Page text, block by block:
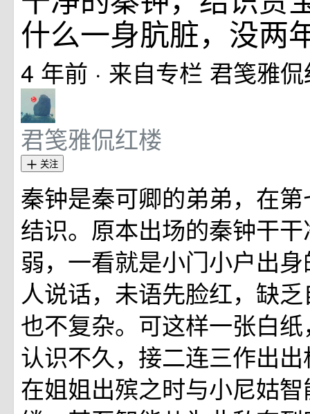
什么一身肮脏，没两
4 年前 · 来自专栏 君笺雅
君笺雅侃红楼
关注
秦钟是秦可卿的弟弟，在
结识。原本出场的秦钟干
弱，一看就是小门小户出
人说话，未语先脸红，缺
也不复杂。可这样一张白
认识不久，接二连三作出
在姐姐出殡之时与小尼姑